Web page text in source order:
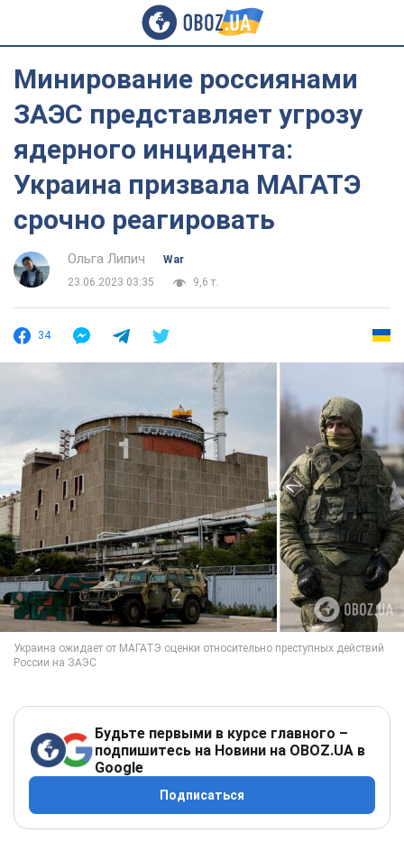
Минирование россиянами
ЗАЭС представляет угрозу
ядерного инцидента:
Украина призвала МАГАТЭ
срочно реагировать
Ольга Липич
War
23.06.2023 03:35
9,6 т.
34
Будьте первыми в курсе главного –
подпишитесь на Новини на OBOZ.UA в
Google
Подписаться